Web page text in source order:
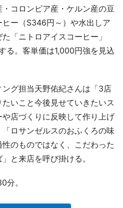
コロンビア産・ケルン産の豆
ー（S346円～）や水出しア
「ニトロアイスコーヒー」
る。客単価は1,000円強を見込
グ担当天野佑紀さんは「3店
いこと今後見せていきたいス
店づくりに反映して作り上げ
ロサンゼルスのおふくろの味
のものではなく、こだわった
と来店を呼び掛ける。
分。